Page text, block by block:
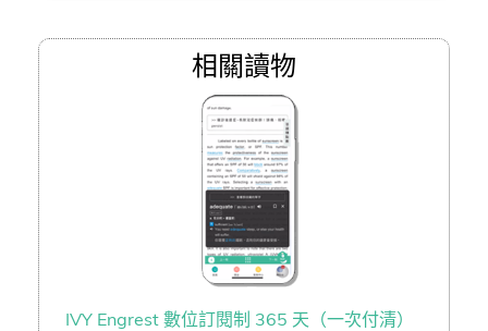
相關讀物
IVY Engrest 數位訂閱制 365 天（一次付清）